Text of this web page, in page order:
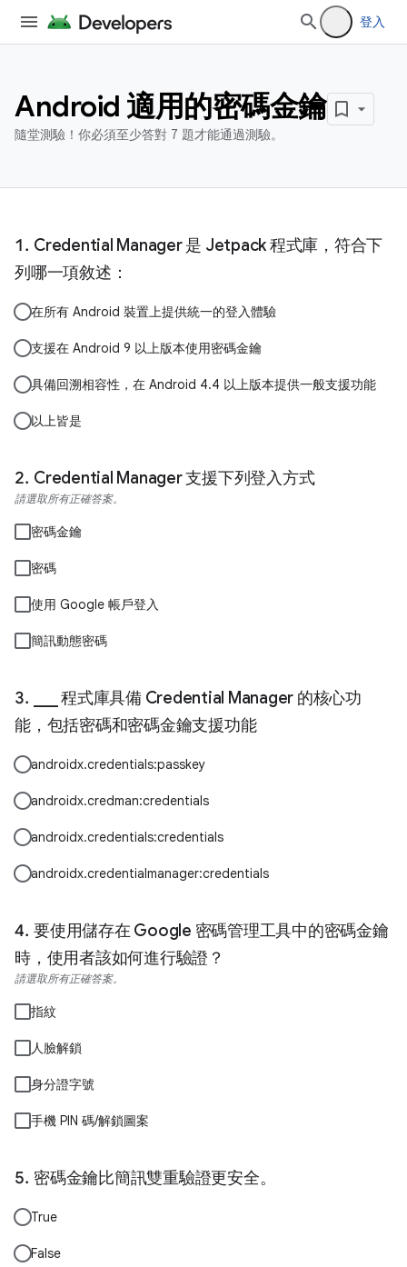
登入
Android 適用的密碼金鑰
隨堂測驗！你必須至少答對 7 題才能通過測驗。
Credential Manager 是 Jetpack 程式庫，符合下
列哪一項敘述：
在所有 Android 裝置上提供統一的登入體驗
支援在 Android 9 以上版本使用密碼金鑰
具備回溯相容性，在 Android 4.4 以上版本提供一般支援功能
以上皆是
Credential Manager 支援下列登入方式
請選取所有正確答案。
密碼金鑰
密碼
使用 Google 帳戶登入
簡訊動態密碼
___ 程式庫具備 Credential Manager 的核心功
能，包括密碼和密碼金鑰支援功能
androidx.credentials:passkey
androidx.credman:credentials
androidx.credentials:credentials
androidx.credentialmanager:credentials
要使用儲存在 Google 密碼管理工具中的密碼金鑰
時，使用者該如何進行驗證？
請選取所有正確答案。
指紋
人臉解鎖
身分證字號
手機 PIN 碼/解鎖圖案
密碼金鑰比簡訊雙重驗證更安全。
True
False